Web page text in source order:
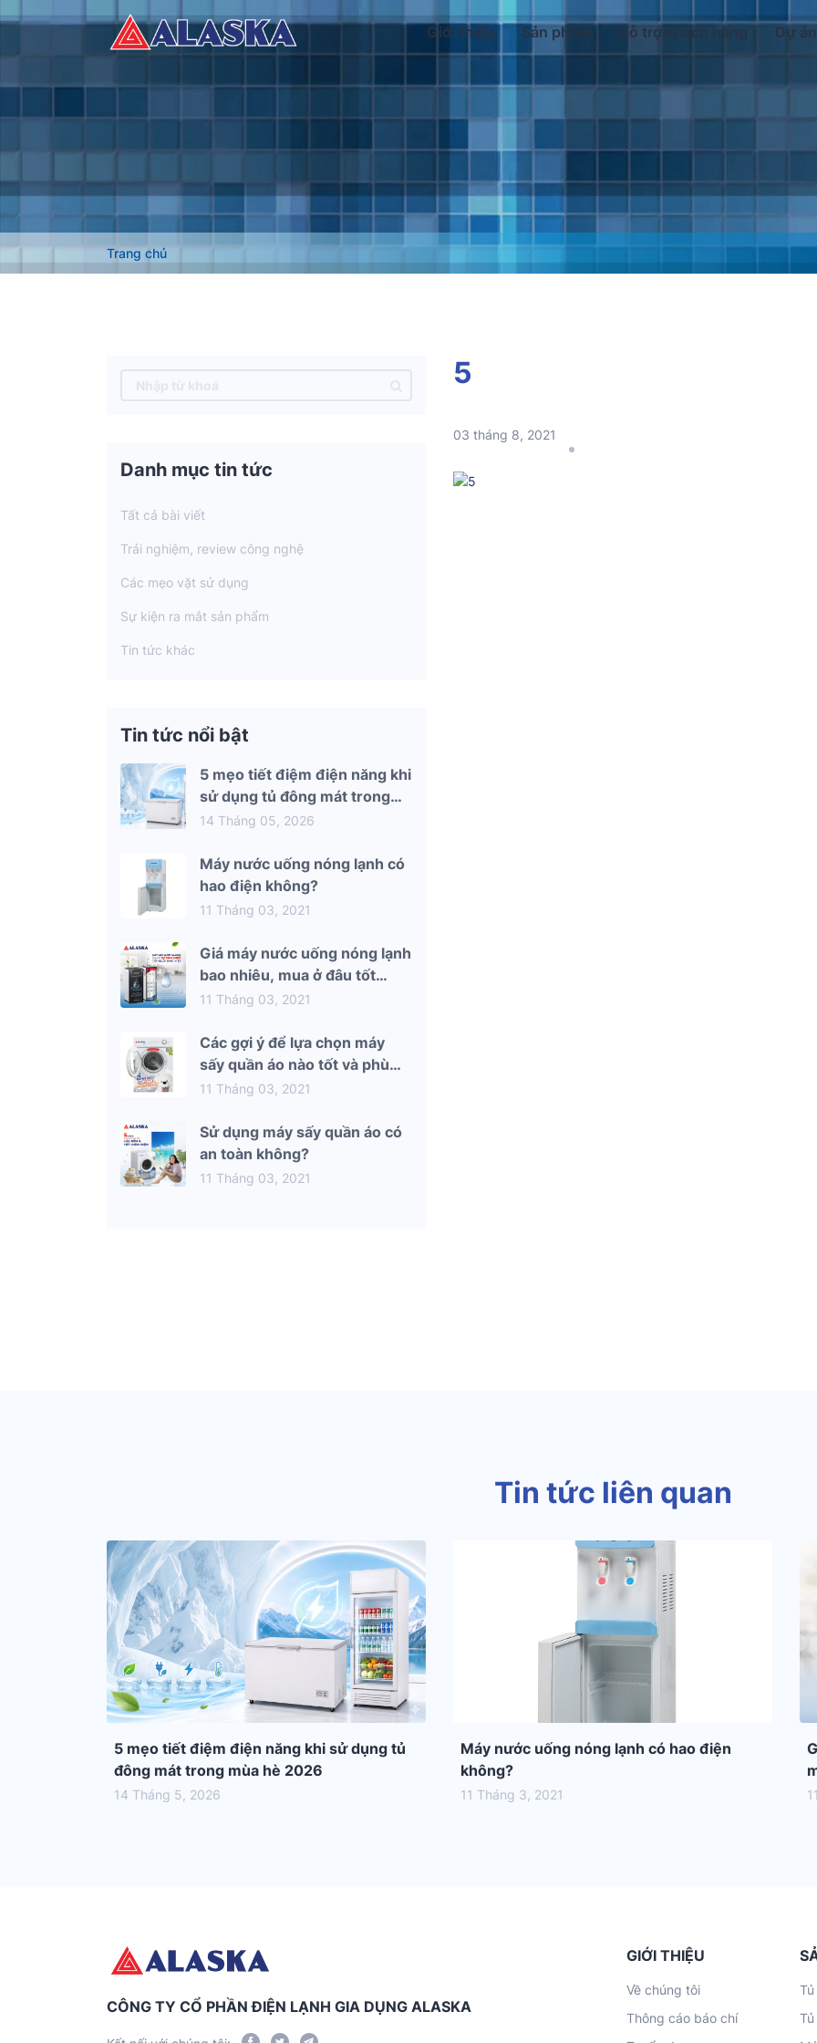
Giới thiệu Sản phẩm Hỗ trợ khách hàng Dự án
Trang chủ
Danh mục tin tức
Tất cả bài viết
Trải nghiệm, review công nghệ
Các mẹo vặt sử dụng
Sự kiện ra mắt sản phẩm
Tin tức khác
Tin tức nổi bật
5 mẹo tiết điệm điện năng khi
sử dụng tủ đông mát trong
mùa hè 2026
14 Tháng 05, 2026
Máy nước uống nóng lạnh có
hao điện không?
11 Tháng 03, 2021
Giá máy nước uống nóng lạnh
bao nhiêu, mua ở đâu tốt
nhất?
11 Tháng 03, 2021
Các gợi ý để lựa chọn máy
sấy quần áo nào tốt và phù
hợp nhất với gia đình bạn
11 Tháng 03, 2021
Sử dụng máy sấy quần áo có
an toàn không?
11 Tháng 03, 2021
5
03 tháng 8, 2021
Tin tức liên quan
5 mẹo tiết điệm điện năng khi sử dụng tủ
đông mát trong mùa hè 2026
14 Tháng 5, 2026
Máy nước uống nóng lạnh có hao điện
không?
11 Tháng 3, 2021
CÔNG TY CỔ PHẦN ĐIỆN LẠNH GIA DỤNG ALASKA
GIỚI THIỆU
Về chúng tôi
Thông cáo báo chí